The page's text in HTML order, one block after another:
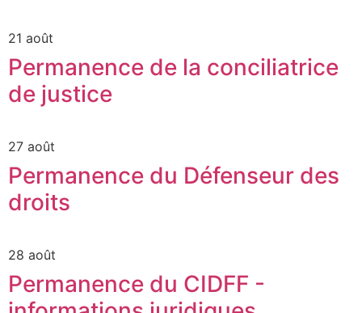
21 août
Permanence de la conciliatrice
de justice
27 août
Permanence du Défenseur des
droits
28 août
Permanence du CIDFF -